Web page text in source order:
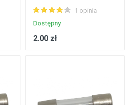
1 opinia
Dostępny
2.00 zł